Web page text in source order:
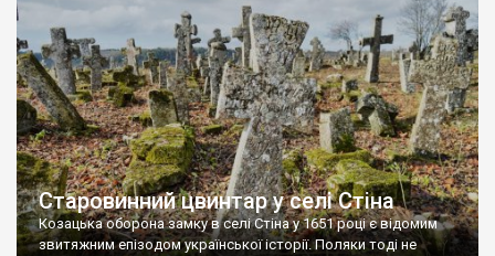
Старовинний цвинтар у селі Стіна
Козацька оборона замку в селі Стіна у 1651 році є відомим
звитяжним епізодом української історії. Поляки тоді не